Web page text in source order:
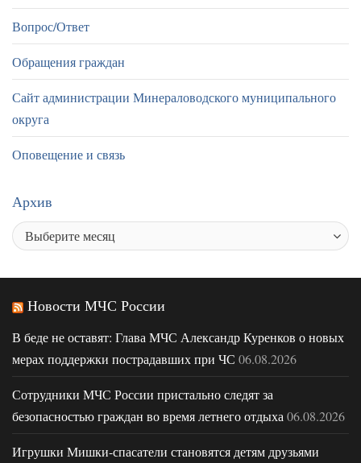
Вопрос/Ответ
Обращения граждан
Сайт администрации Минераловодского муниципального
округа
Оповещение и связь
Архив
Новости МЧС России
В беде не оставят: Глава МЧС Александр Куренков о новых
мерах поддержки пострадавших при ЧС 06.08.2026
Сотрудники МЧС России пристально следят за
безопасностью граждан во время летнего отдыха 06.08.2026
Игрушки Мишки-спасатели становятся детям друзьями